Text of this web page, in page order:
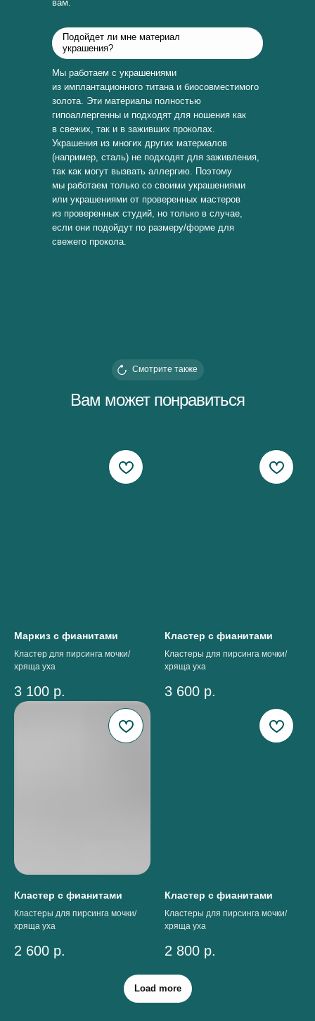
вам.
Подойдет ли мне материал
украшения?
Мы работаем с украшениями
из имплантационного титана и биосовместимого
золота. Эти материалы полностью
гипоаллергенны и подходят для ношения как
в свежих, так и в заживших проколах.
Украшения из многих других материалов
(например, сталь) не подходят для заживления,
так как могут вызвать аллергию. Поэтому
мы работаем только со своими украшениями
или украшениями от проверенных мастеров
из проверенных студий, но только в случае,
если они подойдут по размеру/форме для
свежего прокола.
Вам может понравиться
Смотрите также
Маркиз с фианитами
Кластер для пирсинга мочки/
хряща уха
3 100 р.
Кластер с фианитами
Кластеры для пирсинга мочки/
хряща уха
3 600 р.
Кластер с фианитами
Кластеры для пирсинга мочки/
хряща уха
2 600 р.
Кластер с фианитами
Кластеры для пирсинга мочки/
хряща уха
2 800 р.
Load more